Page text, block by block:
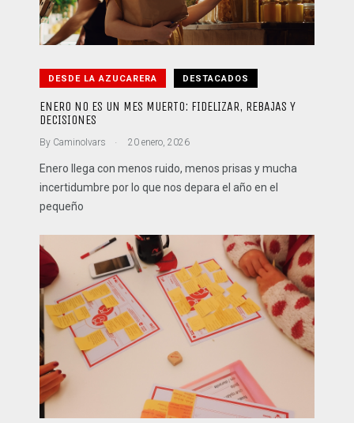
DESDE LA AZUCARERA DESTACADOS
ENERO NO ES UN MES MUERTO: FIDELIZAR, REBAJAS Y
DECISIONES
By CaminoIvars . 20 enero, 2026
Enero llega con menos ruido, menos prisas y mucha
incertidumbre por lo que nos depara el año en el
pequeño